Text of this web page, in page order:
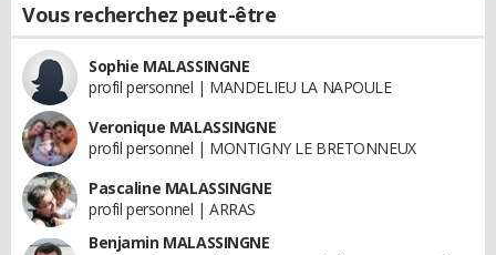
Vous recherchez peut-être
Sophie MALASSINGNE
profil personnel | MANDELIEU LA NAPOULE
Veronique MALASSINGNE
profil personnel | MONTIGNY LE BRETONNEUX
Pascaline MALASSINGNE
profil personnel | ARRAS
Benjamin MALASSINGNE